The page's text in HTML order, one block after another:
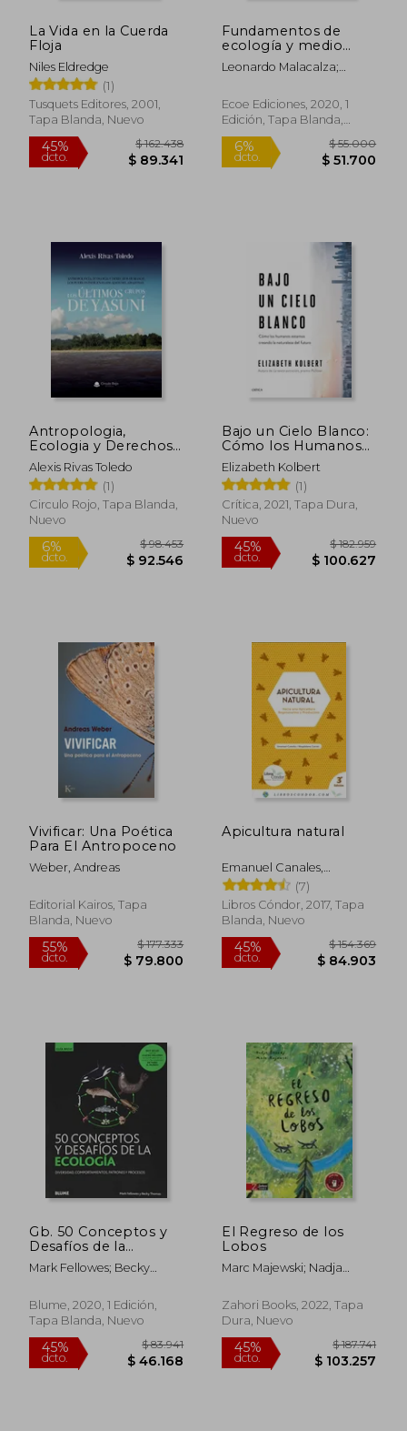
45%
dcto.
La Vida en la Cuerda
Floja
Niles Eldredge
(1)
Tusquets Editores, 2001,
Tapa Blanda, Nuevo
45%
dcto. $ 89.341
Fundamentos de
ecología y medio
ambiente
Leonardo Malacalza;
Carlos Eduardo Coviella
Ecoe Ediciones, 2020, 1
Edición, Tapa Blanda,
Nuevo
dcto. $
Antropologia,
Ecologia y Derechos
Humanos. Los
Pueblos Indigenas a
Islados del Amazonas.
Los Ultimos Grupos
de Yasuni.
Alexis Rivas Toledo
(1)
Circulo Rojo, Tapa Blanda,
Nuevo
6% $ 98.453
Bajo un Cielo Blanco:
Cómo los Humanos
Estamos Creando la
Naturaleza del Futuro
(Drakontos)
Elizabeth Kolbert
(1)
Crítica, 2021, Tapa Dura,
Nuevo
45% $
Vivificar: Una Poética
Para El Antropoceno
Weber, Andreas
Editorial Kairos, Tapa
Blanda, Nuevo
Apicultura natural
Emanuel Canales,
Magdalena Cortés
(7)
Libros Cóndor, 2017, Tapa
Blanda, Nuevo
Gb. 50 Conceptos y
Desafíos de la
Ecología: Diversidad,
Procesos, Patrones y
Mark Fellowes; Becky
Blume, 2020, 1 Edición,
Tapa Blanda, Nuevo
El Regreso de los
Lobos
Marc Majewski; Nadja
Zahori Books, 2022, Tapa
Dura, Nuevo